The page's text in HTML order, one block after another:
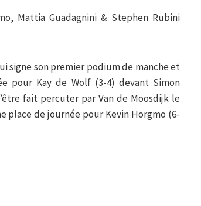
Mattia Guadagnini & Stephen Rubini
signe son premier podium de manche et
pour Kay de Wolf (3-4) devant Simon
fait percuter par Van de Moosdijk le
place de journée pour Kevin Horgmo (6-